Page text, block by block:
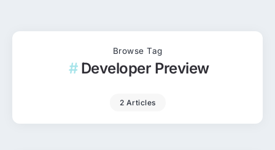
Browse Tag
Developer Preview
2 Articles